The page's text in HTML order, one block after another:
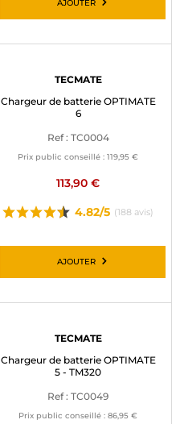
AJOUTER
TECMATE
Chargeur de batterie OPTIMATE
6
Ref : TC0004
Prix public conseillé : 119,95 €
113,90 €
4.82/5 (188 avis)
AJOUTER
TECMATE
Chargeur de batterie OPTIMATE
5 - TM320
Ref : TC0049
Prix public conseillé : 86,95 €